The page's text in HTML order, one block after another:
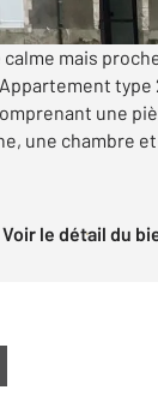
calme mais
type
une
une chambre
Voir le détail du